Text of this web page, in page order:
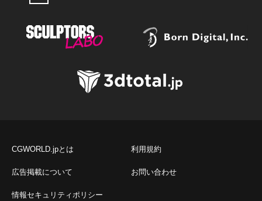
CGWORLD.jpとは 利用規約
広告掲載について お問い合わせ
情報セキュリティポリシー